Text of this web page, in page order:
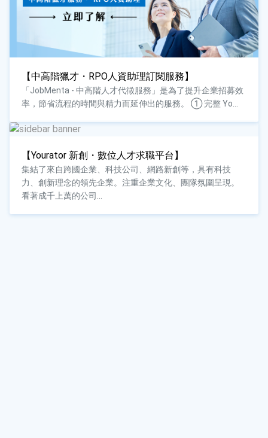
【中高階獵才・RPO人資助理訂閱服務】
「JobMenta - 中高階人才代徵服務」是為了提升企業招募效
率，節省流程的時間與精力而延伸出的服務。 ① 完整 Yo...
【Yourator 新創・數位人才求職平台】
集結了來自跨國企業、科技公司、網路新創等，具有科技
力、創新理念的領先企業。注重企業文化、團隊氛圍呈現。
看著成千上萬的公司...